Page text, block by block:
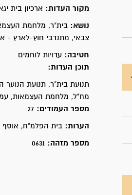
מקור העדות: ארכיון בית
נושא: בית"ר, מלחמת
צבאי, מתנדבי חוץ-לארץ -
חטיבה: עדויות לוחמים
תוכן העדות:
תנועת בית"ר, תנועת הנוער
מח"ל, מלחמת העצמאות,
מספר העמודים: 27
הערות: בית הפלמ"ח, אוסף
מספר מזהה: 0631